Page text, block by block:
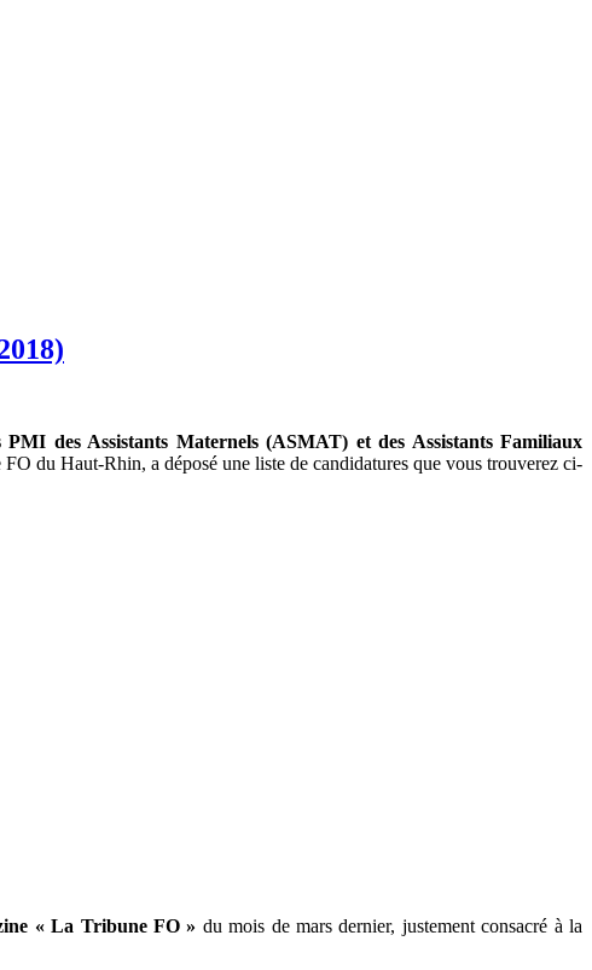
PMI des Assistants Maternels (ASMAT) et des Assistants Familiaux
du Haut-Rhin, a déposé une liste de candidatures que vous trouverez ci-
« La Tribune FO » du mois de mars dernier, justement consacré à la